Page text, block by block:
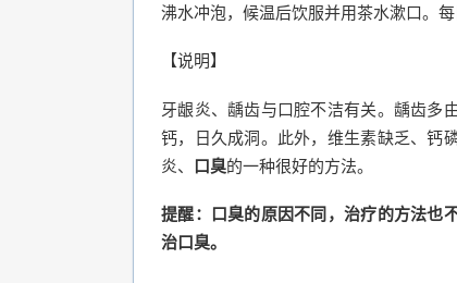
沸水冲泡，候温后饮服并用茶水漱口。每
【说明】
牙龈炎、龋齿与口腔不洁有关。龋齿多
钙，日久成洞。此外，维生素缺乏、钙
炎、 口臭的一种很好的方法。
提醒：口臭的原因不同，治疗的方法也
治口臭。